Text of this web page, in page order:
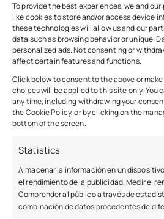
To provide the best experiences, we and
like cookies to store and/or access device
these technologies will allow us and our
data such as browsing behavior or unique
personalized ads. Not consenting or
affect certain features and functions.
Click below to consent to the above or
choices will be applied to this site only. You
any time, including withdrawing your
the Cookie Policy, or by clicking on the
bottom of the screen.
Statistics
Almacenar la información en un
el rendimiento de la publicidad, Medir el
Comprender al público a través de
combinación de datos procedentes de
8. Nuestro
más mucho
que
eliminar las
través de la
Segunda
Oportunidad